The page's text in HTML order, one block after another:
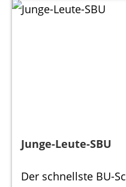
Junge-Leute-SBU
Der schnellste BU-